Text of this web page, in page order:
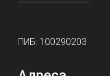
ПИБ: 100290203